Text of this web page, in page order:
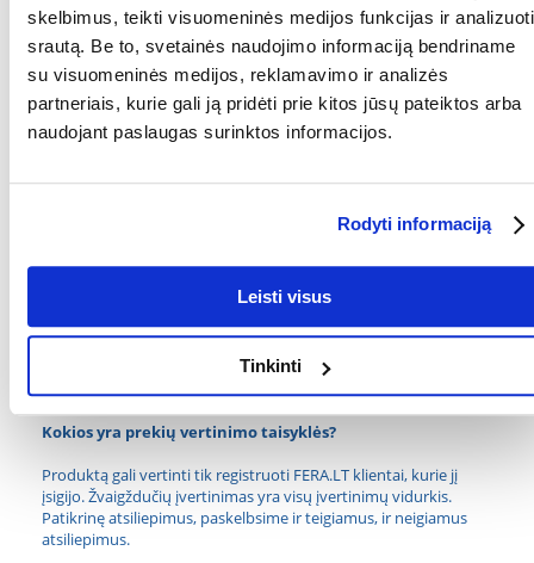
skelbimus, teikti visuomeninės medijos funkcijas ir analizuoti
srautą. Be to, svetainės naudojimo informaciją bendriname
su visuomeninės medijos, reklamavimo ir analizės
partneriais, kurie gali ją pridėti prie kitos jūsų pateiktos arba
naudojant paslaugas surinktos informacijos.
Rodyti informaciją
Leisti visus
Tinkinti
PAKUOTĖS SVORIS
0.85
GAMINTOJAS: MACED
Paskirtis
GYVENIMO ETAPAS: Visi
BALTYMŲ RŪŠIS: Jautiena
Kokios yra prekių vertinimo taisyklės?
Produktą gali vertinti tik registruoti FERA.LT klientai, kurie jį
įsigijo. Žvaigždučių įvertinimas yra visų įvertinimų vidurkis.
Patikrinę atsiliepimus, paskelbsime ir teigiamus, ir neigiamus
atsiliepimus.